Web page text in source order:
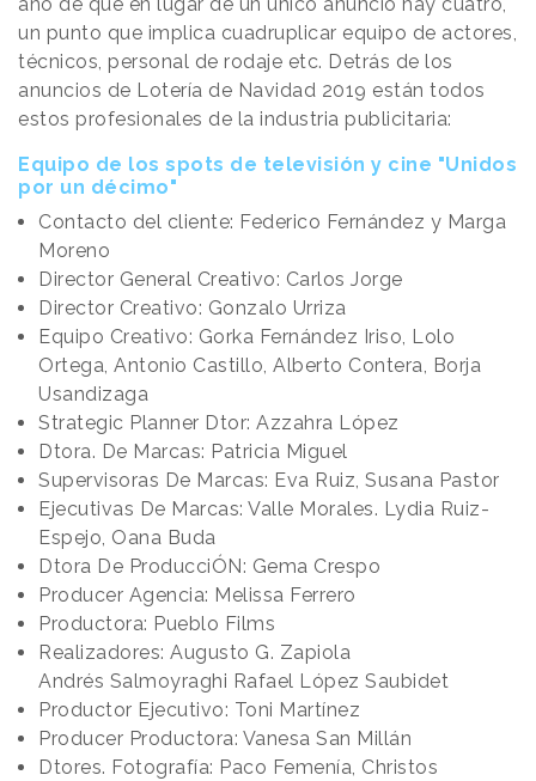
año de que en lugar de un único anuncio hay cuatro,
un punto que implica cuadruplicar equipo de actores,
técnicos, personal de rodaje etc. Detrás de los
anuncios de Lotería de Navidad 2019 están todos
estos profesionales de la industria publicitaria:
Equipo de los spots de televisión y cine "Unidos
por un décimo"
Contacto del cliente: Federico Fernández y Marga
Moreno
Director General Creativo: Carlos Jorge
Director Creativo: Gonzalo Urriza
Equipo Creativo: Gorka Fernández Iriso, Lolo
Ortega, Antonio Castillo, Alberto Contera, Borja
Usandizaga
Strategic Planner Dtor: Azzahra López
Dtora. De Marcas: Patricia Miguel
Supervisoras De Marcas: Eva Ruiz, Susana Pastor
Ejecutivas De Marcas: Valle Morales. Lydia Ruiz-
Espejo, Oana Buda
Dtora De ProducciÓN: Gema Crespo
Producer Agencia: Melissa Ferrero
Productora: Pueblo Films
Realizadores: Augusto G. Zapiola
Andrés Salmoyraghi Rafael López Saubidet
Productor Ejecutivo: Toni Martínez
Producer Productora: Vanesa San Millán
Dtores. Fotografía: Paco Femenía, Christos